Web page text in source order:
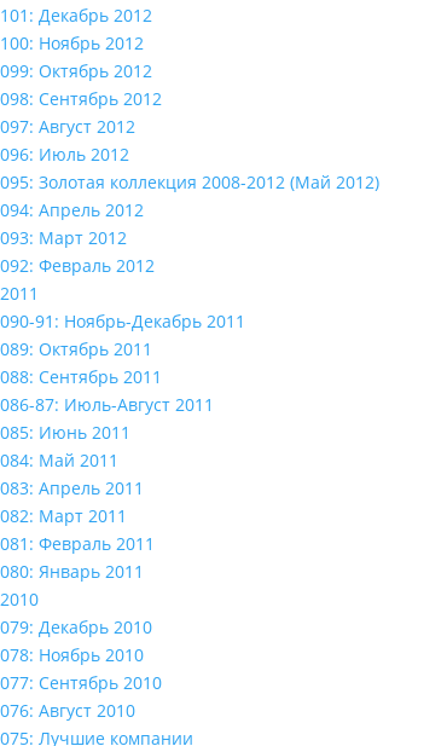
101: Декабрь 2012
100: Ноябрь 2012
099: Октябрь 2012
098: Сентябрь 2012
097: Август 2012
096: Июль 2012
095: Золотая коллекция 2008-2012 (Май 2012)
094: Апрель 2012
093: Март 2012
092: Февраль 2012
2011
090-91: Ноябрь-Декабрь 2011
089: Октябрь 2011
088: Сентябрь 2011
086-87: Июль-Август 2011
085: Июнь 2011
084: Май 2011
083: Апрель 2011
082: Март 2011
081: Февраль 2011
080: Январь 2011
2010
079: Декабрь 2010
078: Ноябрь 2010
077: Сентябрь 2010
076: Август 2010
075: Лучшие компании